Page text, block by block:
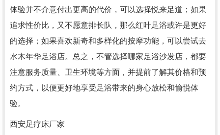
体验并不介意付出更高的代价，可以选择悦来足道；如果
追求性价比，又不愿意排长队，那么红叶足浴或许是更好
的选择；如果喜欢新奇和多样化的按摩功能，可以尝试去
水木年华足浴店。总之，不管选择哪家足浴沙发店，都要
注意服务质量、卫生环境等方面，并提前了解其价格和预
约方式，以便更好地享受足浴带来的身心放松和愉悦体
验。
西安足疗床厂家